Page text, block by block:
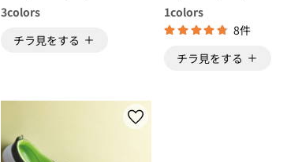
3colors
チラ見をする
1colors
8件
チラ見をする